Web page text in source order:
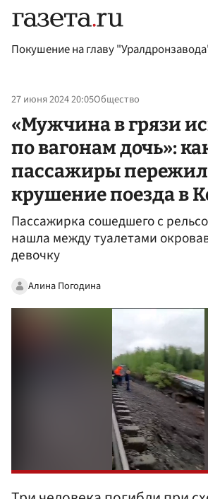
Покушение на главу
27 июня 2024 20:05Общество
«Мужчина в грязи
по вагонам дочь»:
пассажиры
крушение поезда в
Пассажирка сошедшего с
нашла между туалетами
девочку
Алина Погодина